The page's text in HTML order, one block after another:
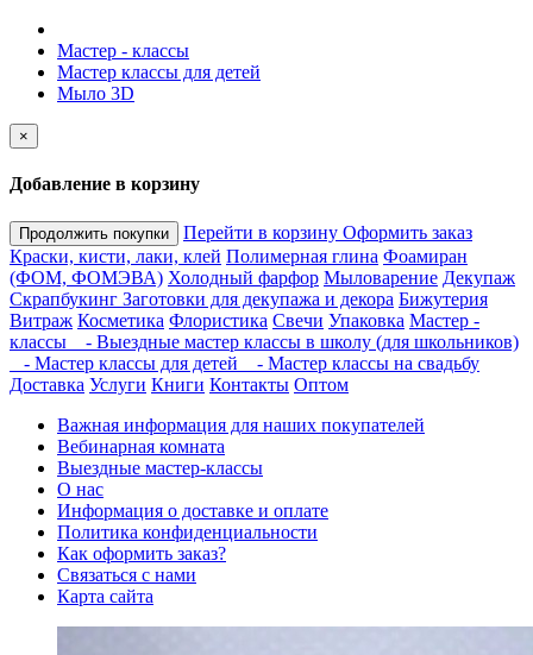
Мастер - классы
Мастер классы для детей
Мыло 3D
×
Добавление в корзину
Продолжить покупки Перейти в корзину Оформить заказ
Краски, кисти, лаки, клей Полимерная глина Фоамиран
(ФОМ, ФОМЭВА) Холодный фарфор Мыловарение Декупаж
Скрапбукинг Заготовки для декупажа и декора Бижутерия
Витраж Косметика Флористика Свечи Упаковка Мастер -
классы
- Выездные мастер классы в школу (для школьников)
- Мастер классы для детей
- Мастер классы на свадьбу
Доставка Услуги Книги Контакты Оптом
Важная информация для наших покупателей
Вебинарная комната
Выездные мастер-классы
О нас
Информация о доставке и оплате
Политика конфиденциальности
Как оформить заказ?
Связаться с нами
Карта сайта